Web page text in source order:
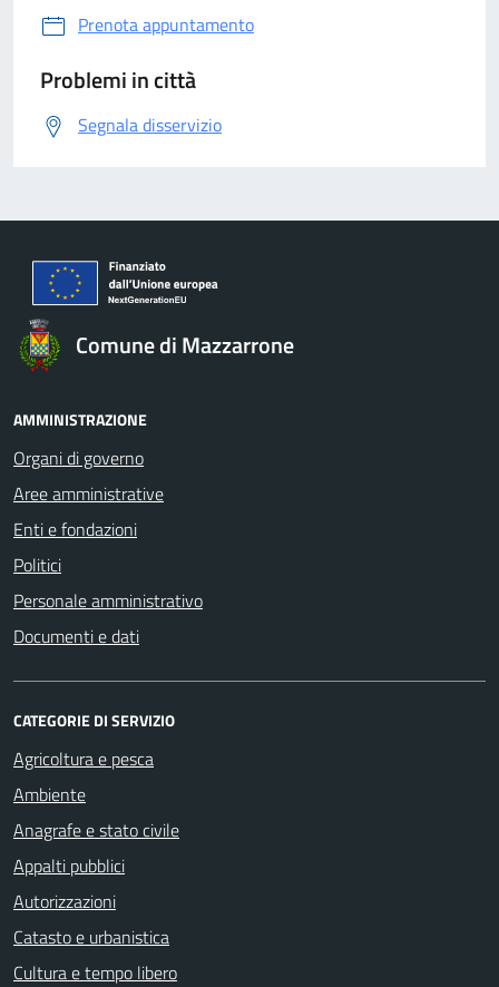
Prenota appuntamento
Problemi in città
Segnala disservizio
Comune di Mazzarrone
AMMINISTRAZIONE
Organi di governo
Aree amministrative
Enti e fondazioni
Politici
Personale amministrativo
Documenti e dati
CATEGORIE DI SERVIZIO
Agricoltura e pesca
Ambiente
Anagrafe e stato civile
Appalti pubblici
Autorizzazioni
Catasto e urbanistica
Cultura e tempo libero